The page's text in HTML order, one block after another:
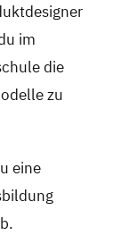
im
die
zu
eine